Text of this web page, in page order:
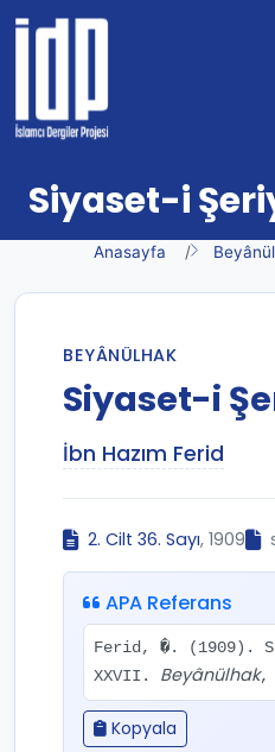
Siyaset-i
Anasayfa
BEYÂNÜLHAK
Siyaset-i
İbn Hazım Ferid
2. Cilt 36. Sayı, 1909
APA Referans
Ferid, �. (1909).
XXVII. Beyânülhak,
Kopyala